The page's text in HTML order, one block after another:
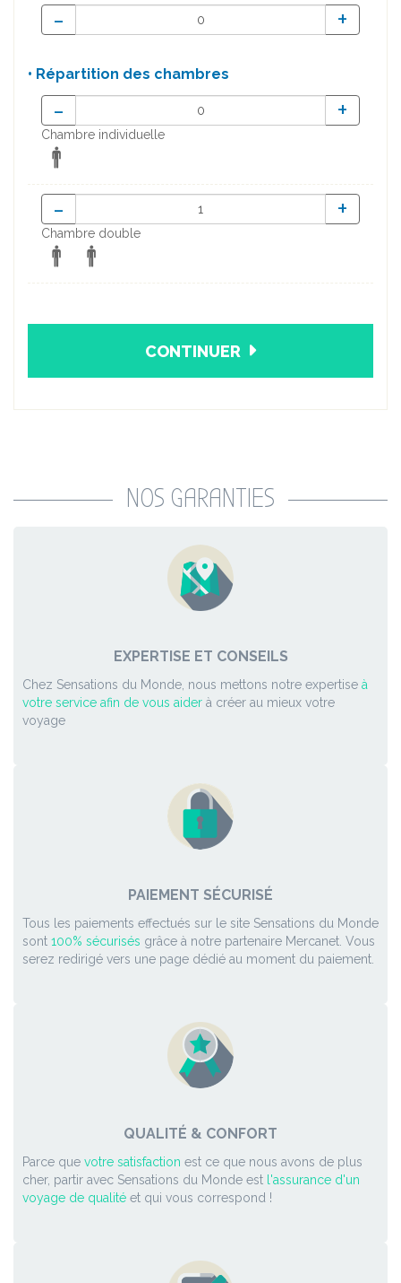
- +
• Répartition des chambres
- +
Chambre individuelle
- +
Chambre double
CONTINUER
NOS GARANTIES
EXPERTISE ET CONSEILS
Chez Sensations du Monde, nous mettons notre expertise à
votre service afin de vous aider à créer au mieux votre
voyage
PAIEMENT SÉCURISÉ
Tous les paiements effectués sur le site Sensations du Monde
sont 100% sécurisés grâce à notre partenaire Mercanet. Vous
serez redirigé vers une page dédié au moment du paiement.
QUALITÉ & CONFORT
Parce que votre satisfaction est ce que nous avons de plus
cher, partir avec Sensations du Monde est l'assurance d'un
voyage de qualité et qui vous correspond !